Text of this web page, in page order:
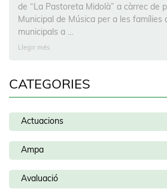
de “La Pastoreta Midolà” a càrrec de
Municipal de Música per a les famílies
municipals a …
Llegir més
CATEGORIES
Actuacions
Ampa
Avaluació